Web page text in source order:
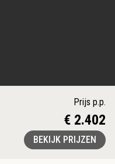
Prijs p.p.
€ 2.402
BEKIJK PRIJZEN